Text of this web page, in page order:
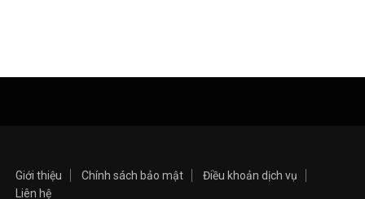
Giới thiệu Chính sách bảo mật
Điều khoản dịch vụ
Liên hệ